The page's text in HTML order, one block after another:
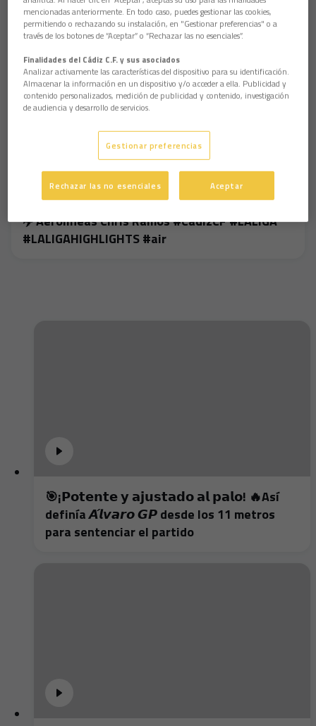
✈️ Aerolíneas Chris Ramos #CádizCF #LALIGA
#LALIGAHIGHLIGHTS #air
🎯¡𝗣𝗼𝘁𝗲𝗻𝘁𝗲 𝘆 𝗮𝗷𝘂𝘀𝘁𝗮𝗱𝗼 𝗮𝗹 𝗽𝗮𝗹𝗼! 🔥Así
definía 𝘼́𝙡𝙫𝙖𝙧𝙤 𝙂𝙋 desde los 11 metros
para sentenciar el partido
mencionadas anteriormente. En todo caso, puedes gestionar las cookies,
permitiendo o rechazando su instalación, en "Gestionar preferencias" o a
través de los botones de “Aceptar” o “Rechazar las no esenciales”.
Finalidades del Cádiz C.F. y sus asociados
Analizar activamente las características del dispositivo para su identificación.
Almacenar la información en un dispositivo y/o acceder a ella. Publicidad y
contenido personalizados, medición de publicidad y contenido, investigación
de audiencia y desarrollo de servicios.
Gestionar preferencias
Rechazar las no esenciales Aceptar